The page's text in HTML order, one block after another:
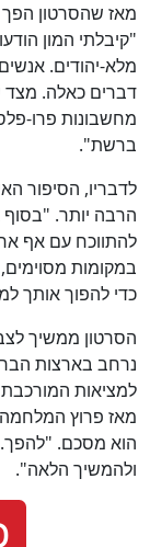
מאז שהסרטון הפך
"קיבלתי המון
מלא-יהודים.
דברים כאלה. מצד
מחשבונות פרו-
ברשת".
לדבריו, הסיפור
הרבה יותר. "בסוף
להתווכח עם אף
במקומות
כדי להפוך אותך
הסרטון ממשיך
נרחב בארצות
למציאות
מאז פרוץ
הוא מסכם. "להפך.
ולהמשיך הלאה".